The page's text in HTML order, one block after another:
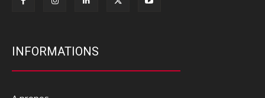
INFORMATIONS